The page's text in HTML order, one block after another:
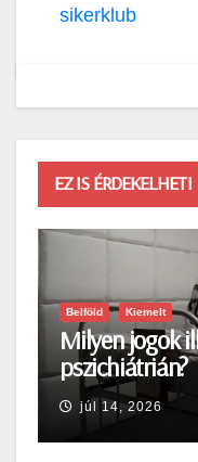
sikerklub
EZ IS ÉRDEKELHETI
Belföld Kiemelt
Milyen jogok
pszichiátrián?
júl 14, 2026